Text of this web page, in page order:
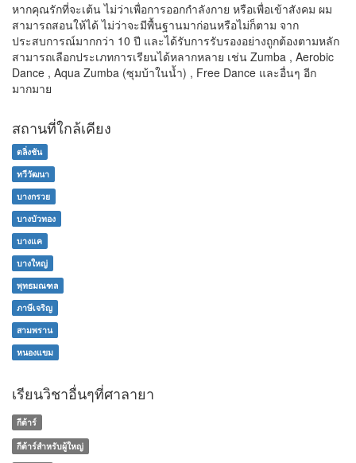
หากคุณรักที่จะเต้น ไม่ว่าเพื่อการออกกำลังกาย หรือเพื่อเข้าสังคม ผม
สามารถสอนให้ได้ ไม่ว่าจะมีพื้นฐานมาก่อนหรือไม่ก็ตาม จาก
ประสบการณ์มากกว่า 10 ปี และได้รับการรับรองอย่างถูกต้องตามหลัก
สามารถเลือกประเภทการเรียนได้หลากหลาย เช่น Zumba , Aerobic
Dance , Aqua Zumba (ซุมบ้าในน้ำ) , Free Dance และอื่นๆ อีก
มากมาย
สถานที่ใกล้เคียง
ตลิ่งชัน
ทวีวัฒนา
บางกรวย
บางบัวทอง
บางแค
บางใหญ่
พุทธมณฑล
ภาษีเจริญ
สามพราน
หนองแขม
เรียนวิชาอื่นๆที่ศาลายา
กีต้าร์
กีต้าร์สำหรับผู้ใหญ่